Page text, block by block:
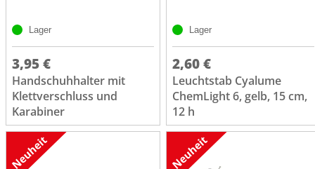
Lager
3,95 €
Handschuhhalter mit
Klettverschluss und
Karabiner
Lager
2,60 €
Leuchtstab Cyalume
ChemLight 6, gelb, 15 cm,
12 h